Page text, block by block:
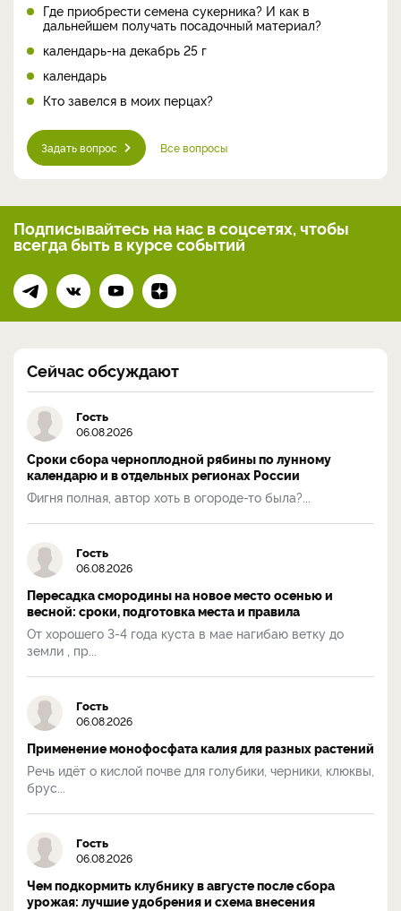
Где приобрести семена сукерника? И как в
дальнейшем получать посадочный материал?
календарь-на декабрь 25 г
календарь
Кто завелся в моих перцах?
Задать вопрос Все вопросы
Подписывайтесь на нас в соцсетях, чтобы
всегдабыть в курсе событий
Сейчас обсуждают
Гость
06.08.2026
Сроки сбора черноплодной рябины по лунному
календарю и в отдельных регионах России
Фигня полная, автор хоть в огороде-то была?...
Гость
06.08.2026
Пересадка смородины на новое место осенью и
весной: сроки, подготовка места и правила
От хорошего 3-4 года куста в мае нагибаю ветку до
земли , пр...
Гость
06.08.2026
Применение монофосфата калия для разных растений
Речь идёт о кислой почве для голубики, черники, клюквы,
брус...
Гость
06.08.2026
Чем подкормить клубнику в августе после сбора
урожая: лучшие удобрения и схема внесения